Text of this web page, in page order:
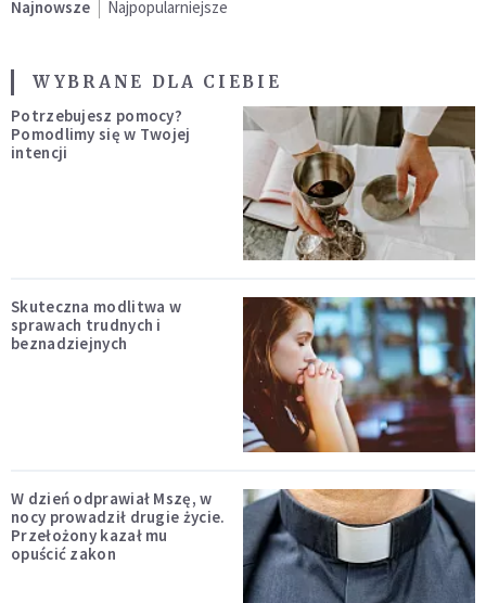
Najnowsze Najpopularniejsze
WYBRANE DLA CIEBIE
Potrzebujesz pomocy?
Pomodlimy się w Twojej
intencji
Skuteczna modlitwa w
sprawach trudnych i
beznadziejnych
W dzień odprawiał Mszę, w
nocy prowadził drugie życie.
Przełożony kazał mu
opuścić zakon